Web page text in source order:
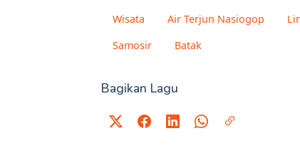
Wisata Air Terjun Nasiogop
Samosir
Batak
Bagikan Lagu